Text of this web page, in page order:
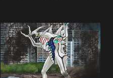
ックホールを発生させる暗黒星雲か
ら飛来した…。●監視対象
No.157「巨猿獣ファイヤーポンゴ」
について、クレア・コールマン博士
より報告。北極圏の島に出現した類
人猿型の怪獣は…。